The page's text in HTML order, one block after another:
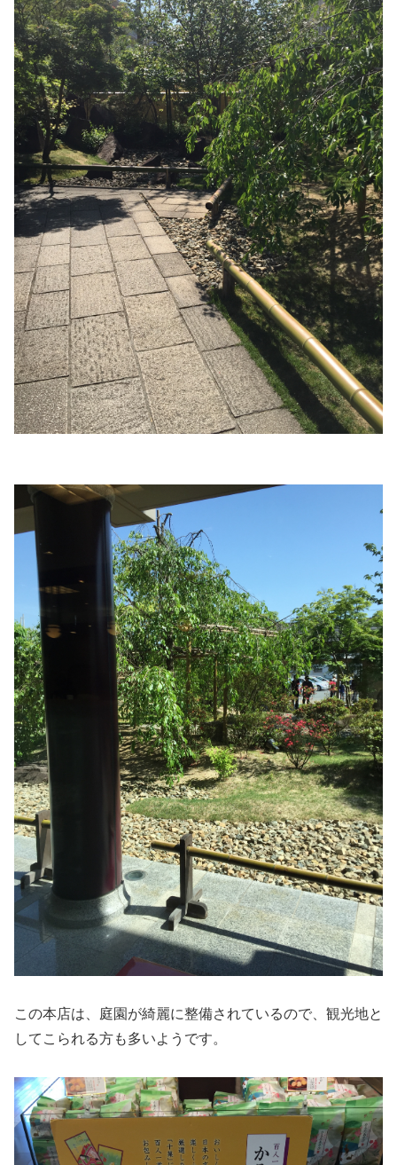
この本店は、庭園が綺麗に整備されているので、観光地と
してこられる方も多いようです。